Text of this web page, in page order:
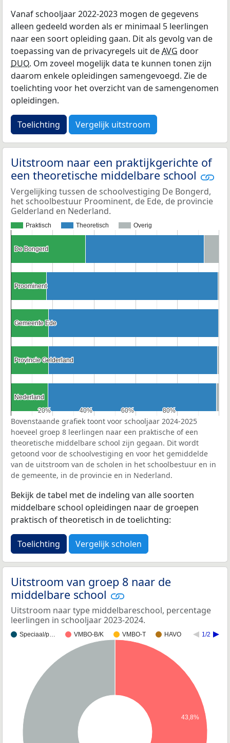
Vanaf schooljaar 2022-2023 mogen de gegevens
alleen gedeeld worden als er minimaal 5 leerlingen
naar een soort opleiding gaan. Dit als gevolg van de
toepassing van de privacyregels uit deAVG door
DUO. Om zoveel mogelijk data te kunnen tonen zijn
daarom enkele opleidingen samengevoegd. Zie de
toelichting voor het overzicht van de samengenomen
opleidingen.
Toelichting Vergelijk uitstroom
Uitstroom naar een praktijkgerichte of
een theoretische middelbare school
Vergelijking tussen de schoolvestiging De Bongerd,
het schoolbestuur Proominent, de Ede, de provincie
Gelderland en Nederland.
Praktisch Theoretisch Overig
20%
20% 40%
40% 60%
60% 80%
80%
De Bongerd
De Bongerd
Proominent
Proominent
Gemeente Ede
Gemeente Ede
Provincie Gelderland
Provincie Gelderland
Nederland
Nederland
Bovenstaande grafiek toont voor schooljaar 2024-2025
hoeveel groep 8 leerlingen naar een praktische of een
theoretische middelbare school zijn gegaan. Dit wordt
getoond voor de schoolvestiging en voor het gemiddelde
van de uitstroom van de scholen in het schoolbestuur en in
de gemeente, in de provincie en in Nederland.
Bekijk de tabel met de indeling van alle soorten
middelbare school opleidingen naar de groepen
praktisch of theoretisch in de toelichting:
Toelichting Vergelijk scholen
Uitstroom van groep 8 naar de
middelbare school
Uitstroom naar type middelbareschool, percentage
leerlingen in schooljaar 2023-2024.
Speciaal/p… VMBO-B/K VMBO-T HAVO 1/2
43,8%